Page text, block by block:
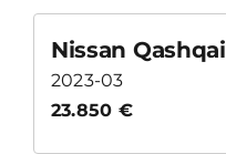
Nissan Qashqai
2023-03
23.850 €